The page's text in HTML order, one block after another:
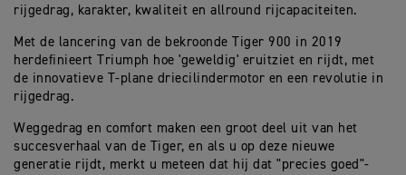
rijgedrag, karakter, kwaliteit en allround rijcapaciteiten.
Met de lancering van de bekroonde Tiger 900 in 2019
herdefinieert Triumph hoe 'geweldig' eruitziet en rijdt, met
de innovatieve T-plane driecilindermotor en een revolutie in
rijgedrag.
Weggedrag en comfort maken een groot deel uit van het
succesverhaal van de Tiger, en als u op deze nieuwe
generatie rijdt, merkt u meteen dat hij dat "precies goed"-